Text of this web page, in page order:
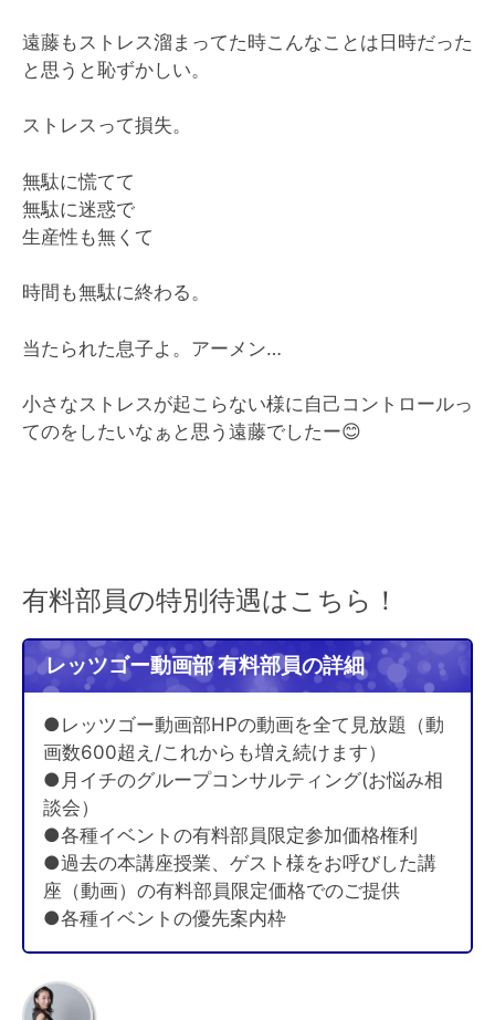
遠藤もストレス溜まってた時こんなことは日時だった
と思うと恥ずかしい。
ストレスって損失。
無駄に慌てて
無駄に迷惑で
生産性も無くて
時間も無駄に終わる。
当たられた息子よ。アーメン…
小さなストレスが起こらない様に自己コントロールっ
てのをしたいなぁと思う遠藤でしたー😊
有料部員の特別待遇はこちら！
レッツゴー動画部 有料部員の詳細
●レッツゴー動画部HPの動画を全て見放題（動
画数600超え/これからも増え続けます）
●月イチのグループコンサルティング(お悩み相
談会）
●各種イベントの有料部員限定参加価格権利
●過去の本講座授業、ゲスト様をお呼びした講
座（動画）の有料部員限定価格でのご提供
●各種イベントの優先案内枠